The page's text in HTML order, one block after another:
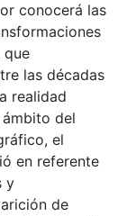
conocerá las
las décadas
realidad
del
el
en referente
y
de